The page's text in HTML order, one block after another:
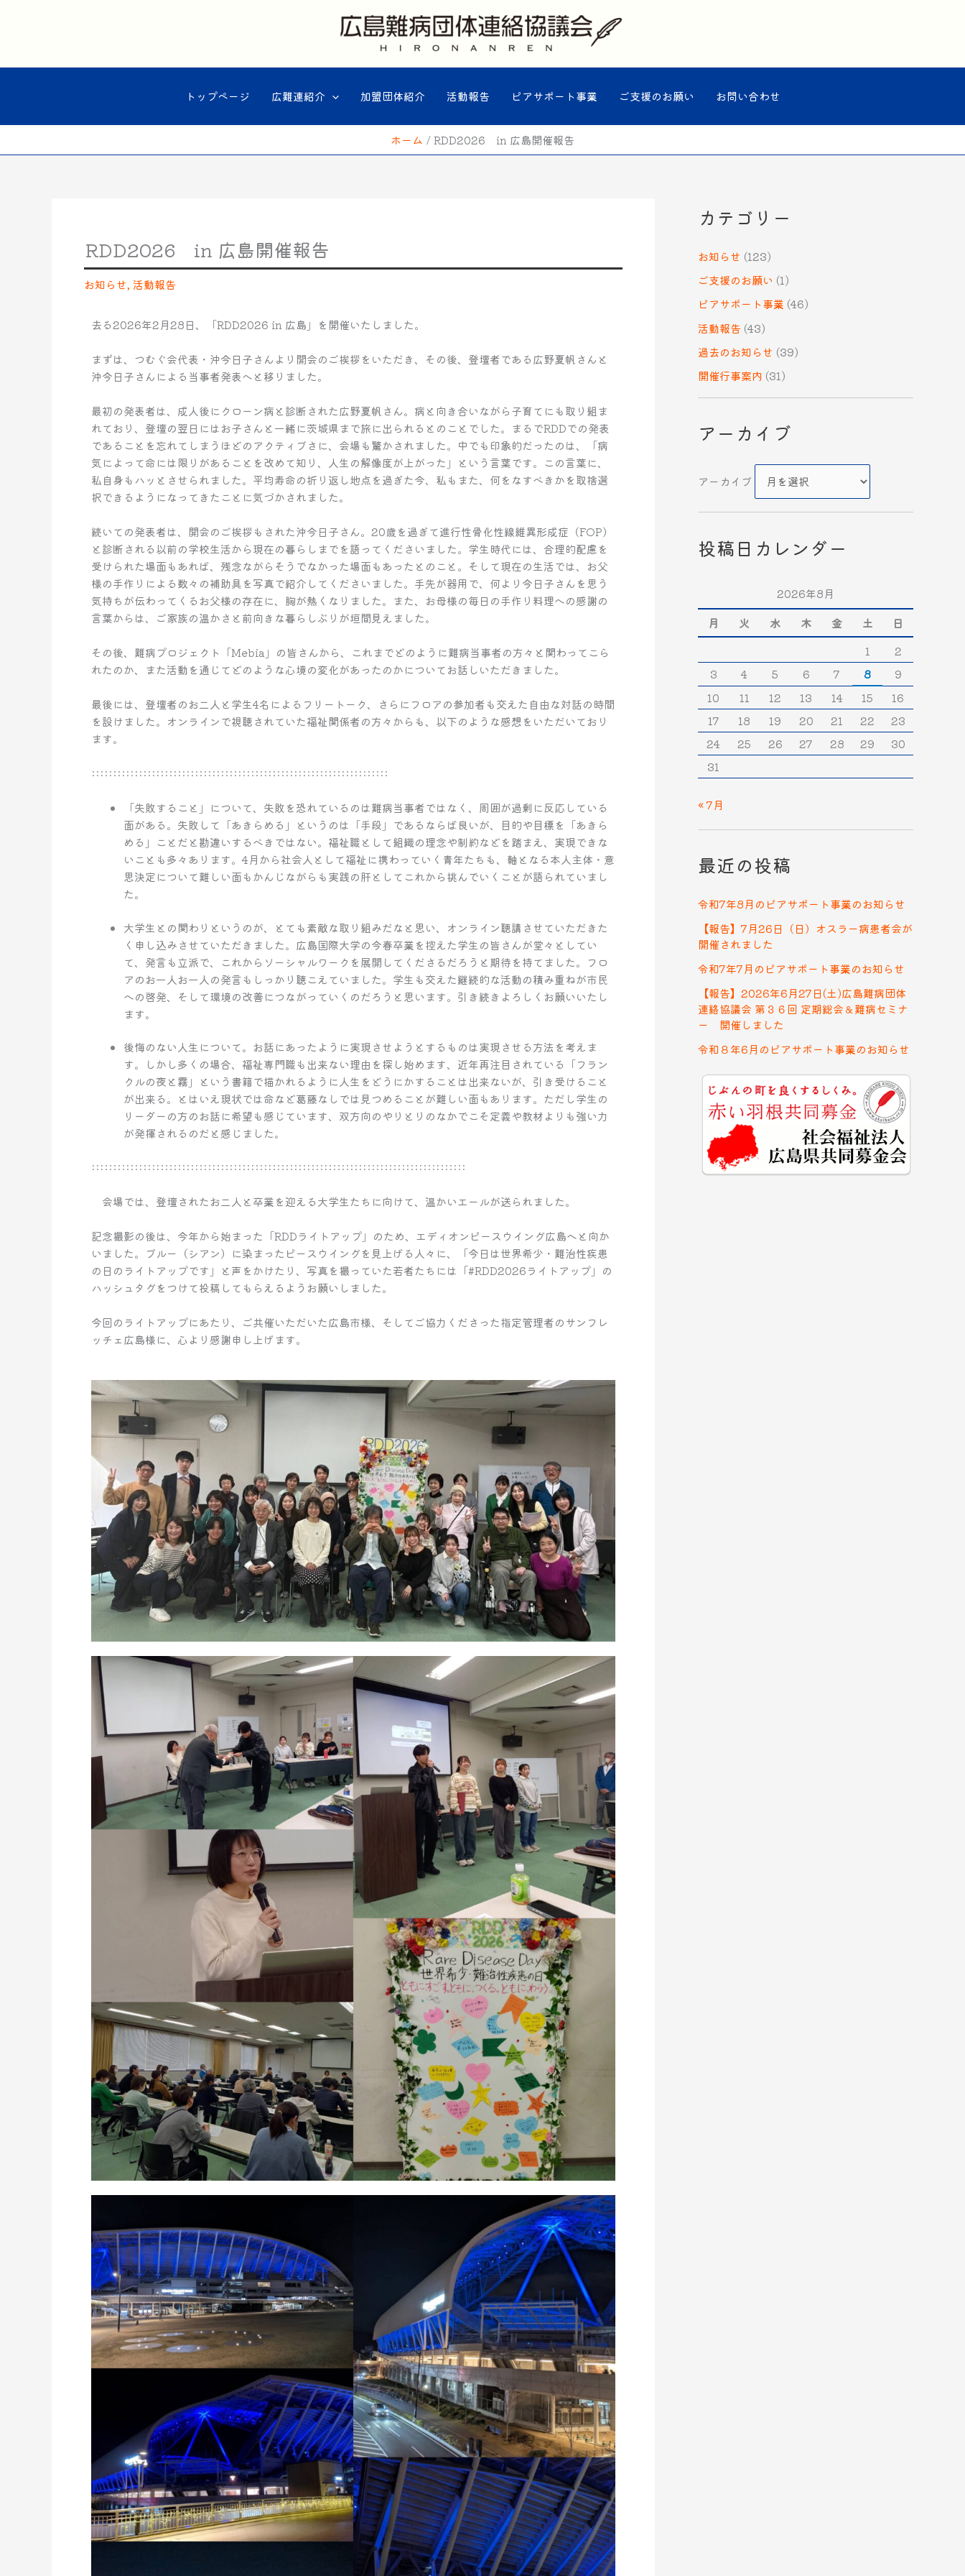
トップページ 広難連紹介 加盟団体紹介 活動報告 ピアサポート事業 ご支援のお願い お問い合わせ
ホーム RDD2026 in 広島開催報告
RDD2026 in 広島開催報告
お知らせ, 活動報告
去る2026年2月28日、「RDD2026 in 広島」を開催いたしました。
まずは、つむぐ会代表・沖今日子さんより開会のご挨拶をいただき、その後、登壇者である広野夏帆さんと
沖今日子さんによる当事者発表へと移りました。
最初の発表者は、成人後にクローン病と診断された広野夏帆さん。病と向き合いながら子育てにも取り組ま
れており、登壇の翌日にはお子さんと一緒に茨城県まで旅に出られるとのことでした。まるでRDDでの発表
であることを忘れてしまうほどのアクティブさに、会場も驚かされました。中でも印象的だったのは、「病
気によって命には限りがあることを改めて知り、人生の解像度が上がった」という言葉です。この言葉に、
私自身もハッとさせられました。平均寿命の折り返し地点を過ぎた今、私もまた、何をなすべきかを取捨選
択できるようになってきたことに気づかされました。
続いての発表者は、開会のご挨拶もされた沖今日子さん。20歳を過ぎて進行性骨化性線維異形成症（FOP）
と診断される以前の学校生活から現在の暮らしまでを語ってくださいました。学生時代には、合理的配慮を
受けられた場面もあれば、残念ながらそうでなかった場面もあったとのこと。そして現在の生活では、お父
様の手作りによる数々の補助具を写真で紹介してくださいました。手先が器用で、何より今日子さんを思う
気持ちが伝わってくるお父様の存在に、胸が熱くなりました。また、お母様の毎日の手作り料理への感謝の
言葉からは、ご家族の温かさと前向きな暮らしぶりが垣間見えました。
その後、難病プロジェクト「Mebia」の皆さんから、これまでどのように難病当事者の方々と関わってこら
れたのか、また活動を通じてどのような心境の変化があったのかについてお話しいただきました。
最後には、登壇者のお二人と学生4名によるフリートーク、さらにフロアの参加者も交えた自由な対話の時間
を設けました。オンラインで視聴されていた福祉関係者の方々からも、以下のような感想をいただいており
ます。
:::::::::::::::::::::::::::::::::::::::::::::::::::::::::::::::::::::
「失敗すること」について、失敗を恐れているのは難病当事者ではなく、周囲が過剰に反応している
面がある。失敗して「あきらめる」というのは「手段」であるならば良いが、目的や目標を「あきら
める」ことだと勘違いするべきではない。福祉職として組織の理念や制約などを踏まえ、実現できな
いことも多々あります。4月から社会人として福祉に携わっていく青年たちも、軸となる本人主体・意
思決定について難しい面もかんじながらも実践の肝としてこれから挑んでいくことが語られていまし
た。
大学生との関わりというのが、とても素敵な取り組みだなと思い、オンライン聴講させていただきた
く申し込みさせていただきました。広島国際大学の今春卒業を控えた学生の皆さんが堂々としてい
て、発言も立派で、これからソーシャルワークを展開してくださるだろうと期待を持てました。フロ
アのお一人お一人の発言もしっかり聴こえていました。学生も交えた継続的な活動の積み重ねが市民
への啓発、そして環境の改善につながっていくのだろうと思います。引き続きよろしくお願いいたし
ます。
後悔のない人生について。お話にあったように実現させようとするものは実現させる方法を考えま
す。しかし多くの場合、福祉専門職も出来ない理由を探し始めます、近年再注目されている「フラン
クルの夜と霧」という書籍で描かれるように人生をどうにかすることは出来ないが、引き受けること
が出来る。とはいえ現状では命など葛藤なしでは見つめることが難しい面もあります。ただし学生の
リーダーの方のお話に希望も感じています、双方向のやりとりのなかでこそ定義や教材よりも強い力
が発揮されるのだと感じました。
:::::::::::::::::::::::::::::::::::::::::::::::::::::::::::::::::::::::::::::::::::::::
会場では、登壇されたお二人と卒業を迎える大学生たちに向けて、温かいエールが送られました。
記念撮影の後は、今年から始まった「RDDライトアップ」のため、エディオンピースウイング広島へと向か
いました。ブルー（シアン）に染まったピースウイングを見上げる人々に、「今日は世界希少・難治性疾患
の日のライトアップです」と声をかけたり、写真を撮っていた若者たちには「#RDD2026ライトアップ」の
ハッシュタグをつけて投稿してもらえるようお願いしました。
今回のライトアップにあたり、ご共催いただいた広島市様、そしてご協力くださった指定管理者のサンフレ
ッチェ広島様に、心より感謝申し上げます。
カテゴリー
お知らせ (123)
ご支援のお願い (1)
ピアサポート事業 (46)
活動報告 (43)
過去のお知らせ (39)
開催行事案内 (31)
アーカイブ
アーカイブ
投稿日カレンダー
2026年8月
月
火 水 木 金 土
日
1
2
3
4 5 6 7 8
9
10
11 12 13 14 15
16
17
18 19 20 21 22
23
24
25 26 27 28 29
30
31
« 7月
最近の投稿
令和7年8月のピアサポート事業のお知らせ
【報告】7月26日（日）オスラー病患者会が
開催されました
令和7年7月のピアサポート事業のお知らせ
【報告】2026年6月27日(土)広島難病団体
連絡協議会 第３６回 定期総会＆難病セミナ
ー 開催しました
令和８年6月のピアサポート事業のお知らせ